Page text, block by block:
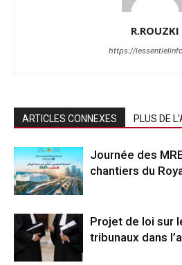
R.ROUZKI
https://
ARTICLES CONNEXES PLUS DE
Journée des
chantiers du
Projet de loi sur
tribunaux dans